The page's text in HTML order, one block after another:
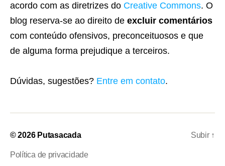
acordo com as diretrizes do Creative Commons. O
blog reserva-se ao direito de excluir comentários
com conteúdo ofensivos, preconceituosos e que
de alguma forma prejudique a terceiros.
Dúvidas, sugestões? Entre em contato.
© 2026 Putasacada
Política de privacidade
Subir ↑